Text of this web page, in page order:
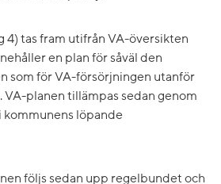
4) tas fram utifrån VA-översikten
en plan för såväl den
som för VA-försörjningen utanför
planen tillämpas sedan genom
kommunens löpande
följs sedan upp regelbundet och